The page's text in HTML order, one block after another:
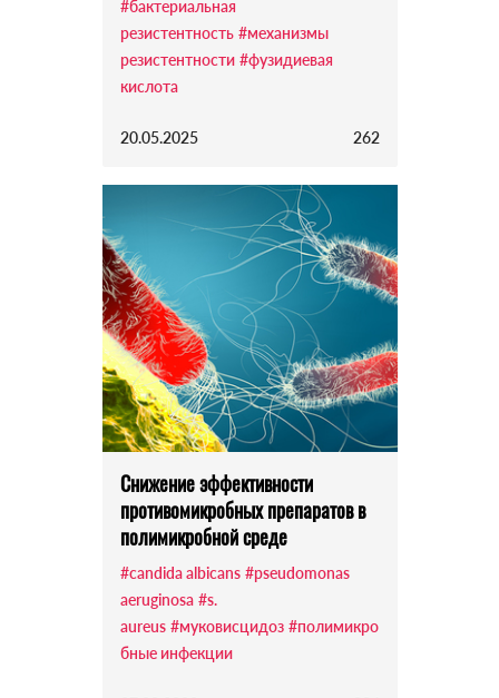
#бактериальная
резистентность #механизмы
резистентности #фузидиевая
кислота
20.05.2025 262
Снижение эффективности
противомикробных препаратов в
полимикробной среде
#candida albicans #pseudomonas
aeruginosa #s.
aureus #муковисцидоз #полимикро
бные инфекции